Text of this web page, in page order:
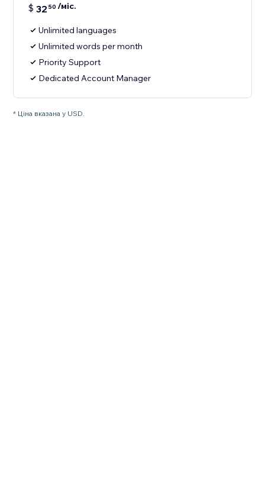
$ 32 50 /міс.
Unlimited languages
Unlimited words per month
Priority Support
Dedicated Account Manager
* Ціна вказана у USD.